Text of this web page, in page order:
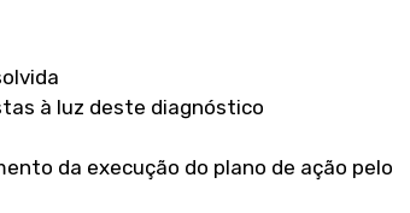
à luz deste diagnóstico
da execução do plano de ação pelo